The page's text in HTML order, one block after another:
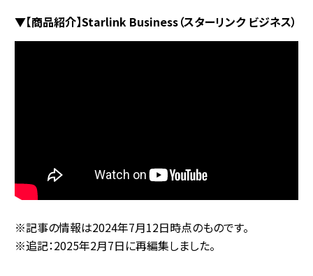
▼【商品紹介】Starlink Business（スターリンク ビジネス）
※記事の情報は2024年7月12日時点のものです。
※追記：2025年2月7日に再編集しました。